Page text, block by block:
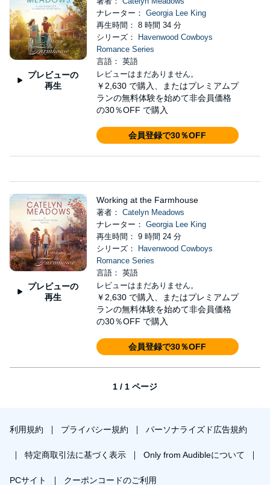
プレビューの
再生
ナレーター： Georgia Lee King
再生時間： 8 時間 34 分
シリーズ：
Havenwood Cowboys
Romance Series
言語： 英語
レビューはまだありません。
￥2,630 で購入、またはプレミアムプ
ランの無料体験を始めて非会員価格
の30％OFF で購入
会員登録で30％OFF
プレビューの
再生
Working at the Farmhouse
著者： Catelyn Meadows
ナレーター： Georgia Lee King
再生時間： 9 時間 24 分
シリーズ：
Havenwood Cowboys
Romance Series
言語： 英語
レビューはまだありません。
￥2,630 で購入、またはプレミアムプ
ランの無料体験を始めて非会員価格
の30％OFF で購入
会員登録で30％OFF
1 / 1 ページ
利用規約 プライバシー規約 パーソナライズド広告規約
特定商取引法に基づく表示 Only from Audibleについて
PCサイト クーポンコードのご利用